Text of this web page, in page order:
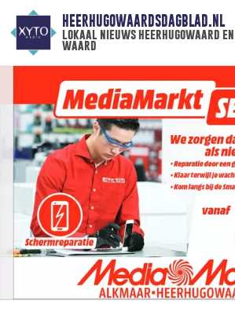
HEERHUGOWAARDSDAGBLAD.NL
lokaal nieuws heerhugowaard
waard